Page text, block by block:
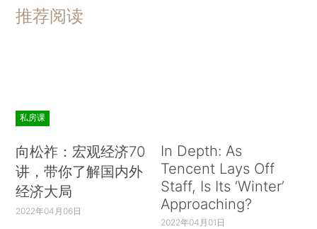
推荐阅读
私房课
向松祚：宏观经济70
讲，带你了解国内外
经济大局
2022年04月06日
In Depth: As
Tencent Lays Off
Staff, Is Its ‘Winter’
Approaching?
2022年04月01日